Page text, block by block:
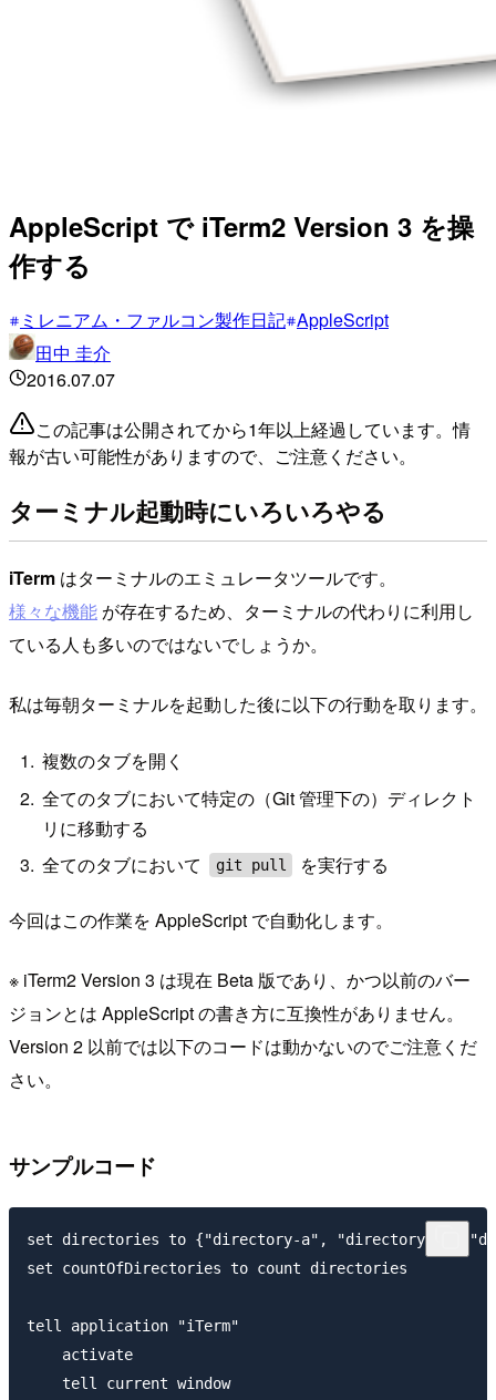
AppleScript で iTerm2 Version 3 を操
作する
ミレニアム・ファルコン製作日記 AppleScript
田中 圭介
2016.07.07
この記事は公開されてから1年以上経過しています。情
報が古い可能性がありますので、ご注意ください。
ターミナル起動時にいろいろやる
iTerm はターミナルのエミュレータツールです。
様々な機能 が存在するため、ターミナルの代わりに利用し
ている人も多いのではないでしょうか。
私は毎朝ターミナルを起動した後に以下の行動を取ります。
複数のタブを開く
全てのタブにおいて特定の（Git 管理下の）ディレクト
リに移動する
全てのタブにおいて
git pull を実行する
今回はこの作業を AppleScript で自動化します。
※ iTerm2 Version 3 は現在 Beta 版であり、かつ以前のバー
ジョンとは AppleScript の書き方に互換性がありません。
Version 2 以前では以下のコードは動かないのでご注意くだ
さい。
サンプルコード
set directories to {"directory-a", "directory-b",
set countOfDirectories to count directories
tell application "iTerm"
    activate
    tell current window